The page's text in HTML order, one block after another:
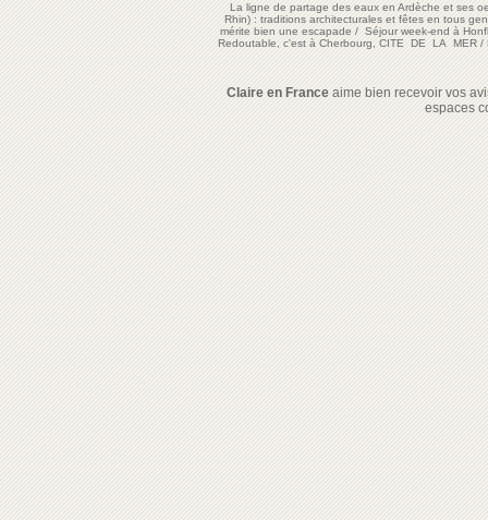
La ligne de partage des eaux en Ardèche et ses
Rhin) : traditions architecturales et fêtes en tous
mérite bien une escapade/Séjour week-end à
Redoutable, c'est à Cherbourg, CITE DE LA MER/
Claire en Franceaime bien recevoir vos
espaces